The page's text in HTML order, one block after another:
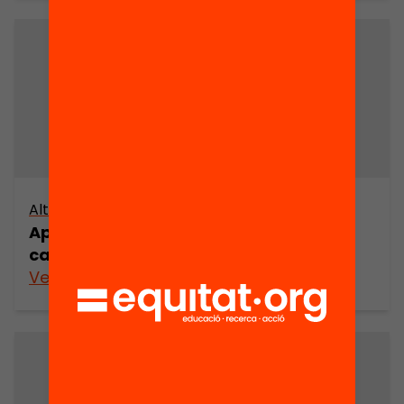
Altres arxius
Aproximació a la història de l’oposició
catalana al règim franquista
Veure’n més